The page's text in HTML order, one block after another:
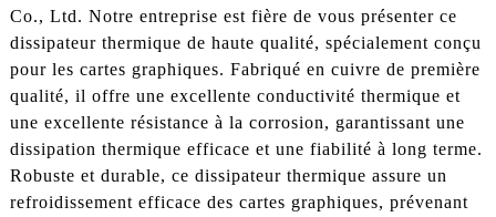
Co., Ltd. Notre entreprise est fière de vous présenter ce
dissipateur thermique de haute qualité, spécialement conçu
pour les cartes graphiques. Fabriqué en cuivre de première
qualité, il offre une excellente conductivité thermique et
une excellente résistance à la corrosion, garantissant une
dissipation thermique efficace et une fiabilité à long terme.
Robuste et durable, ce dissipateur thermique assure un
refroidissement efficace des cartes graphiques, prévenant